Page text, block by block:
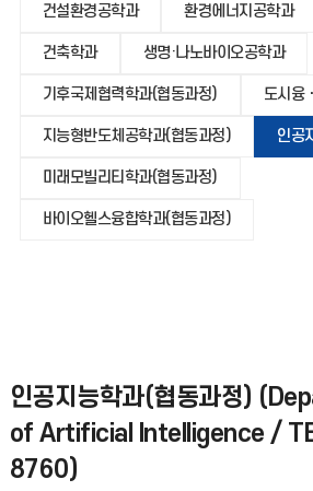
건설환경공학과 환경에너지공학과
건축학과 생명·나노바이오공학과
기후국제협력학과(협동과정) 도시융
지능형반도체공학과(협동과정) 인공
미래모빌리티학과(협동과정)
바이오헬스융합학과(협동과정)
인공지능학과(협동과정)
of Artificial Intelligence /
8760)